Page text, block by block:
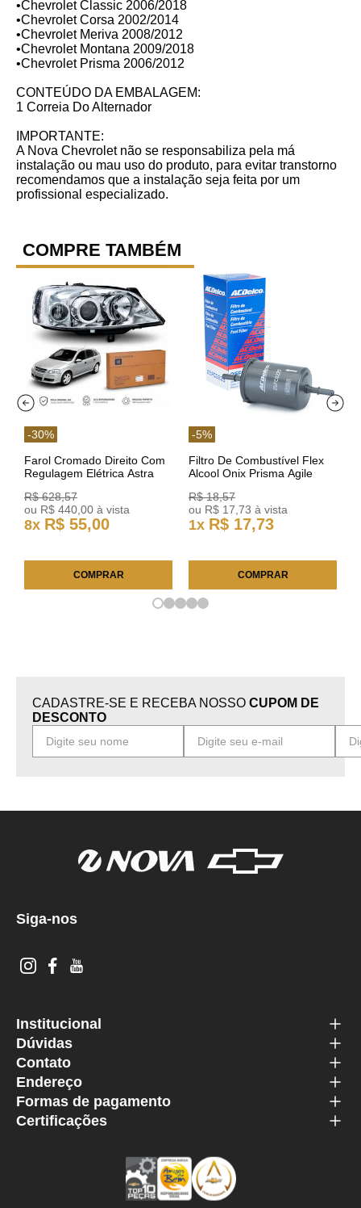
•Chevrolet Classic 2006/2018
•Chevrolet Corsa 2002/2014
•Chevrolet Meriva 2008/2012
•Chevrolet Montana 2009/2018
•Chevrolet Prisma 2006/2012
CONTEÚDO DA EMBALAGEM:
1 Correia Do Alternador
IMPORTANTE:
A Nova Chevrolet não se responsabiliza pela má
instalação ou mau uso do produto, para evitar transtorno
recomendamos que a instalação seja feita por um
profissional especializado.
COMPRE TAMBÉM
-30%
Farol Cromado Direito Com
Regulagem Elétrica Astra
R$ 628,57
ou R$ 440 00 à vista
8x R$ 55,00
COMPRAR
-5%
Filtro De Combustível Flex
Alcool Onix Prisma Agile
25FC0225 ACDelco
R$ 18,57
ou R$ 17 73 à vista
1x R$ 17,73
COMPRAR
CADASTRE-SE E RECEBA NOSSO CUPOM DE
DESCONTO
Siga-nos
Institucional
Dúvidas
Contato
Endereço
Formas de pagamento
Certificações